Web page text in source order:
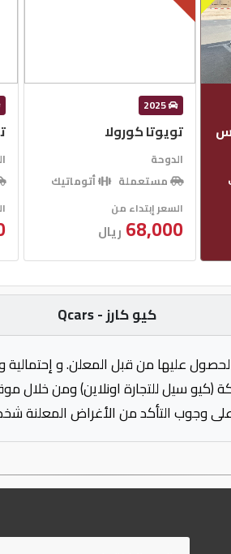
2025
تويوتا كورولا
الدوحة
مستعملة
أتوماتيك
السعر إبتداء من
68,000 ريال
كيو كارز - Qcars
عليها من قبل المعلن. و
(كيو سيل للتجارة اونلاين) ومن خلال
وجوب التأكد من الأغراض المعلنة